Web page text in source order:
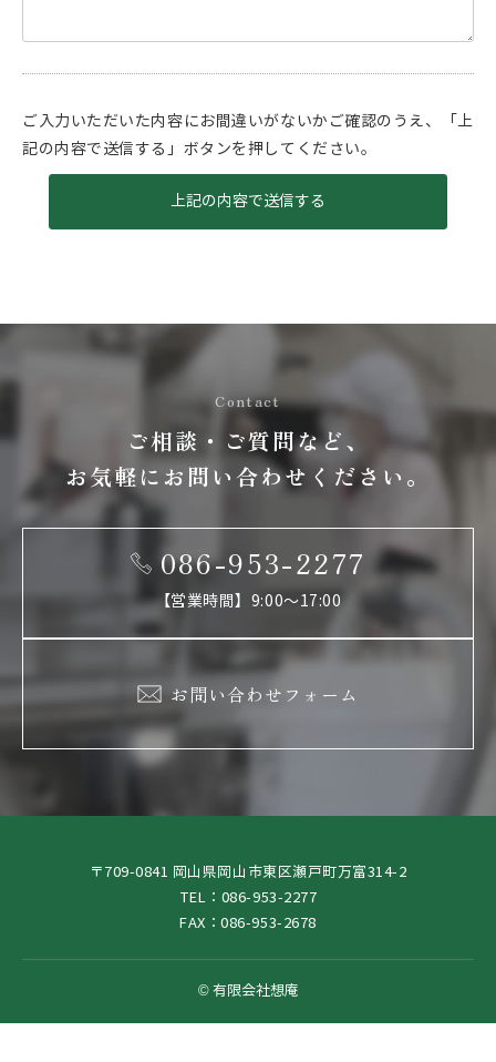
ご入力いただいた内容にお間違いがないかご確認のうえ、「上
記の内容で送信する」ボタンを押してください。
Contact
ご相談・ご質問など、
お気軽にお問い合わせください。
086-953-2277
【営業時間】9:00～17:00
お問い合わせフォーム
〒709-0841 岡山県岡山市東区瀬戸町万富314-2
TEL：086-953-2277
FAX：086-953-2678
© 有限会社想庵